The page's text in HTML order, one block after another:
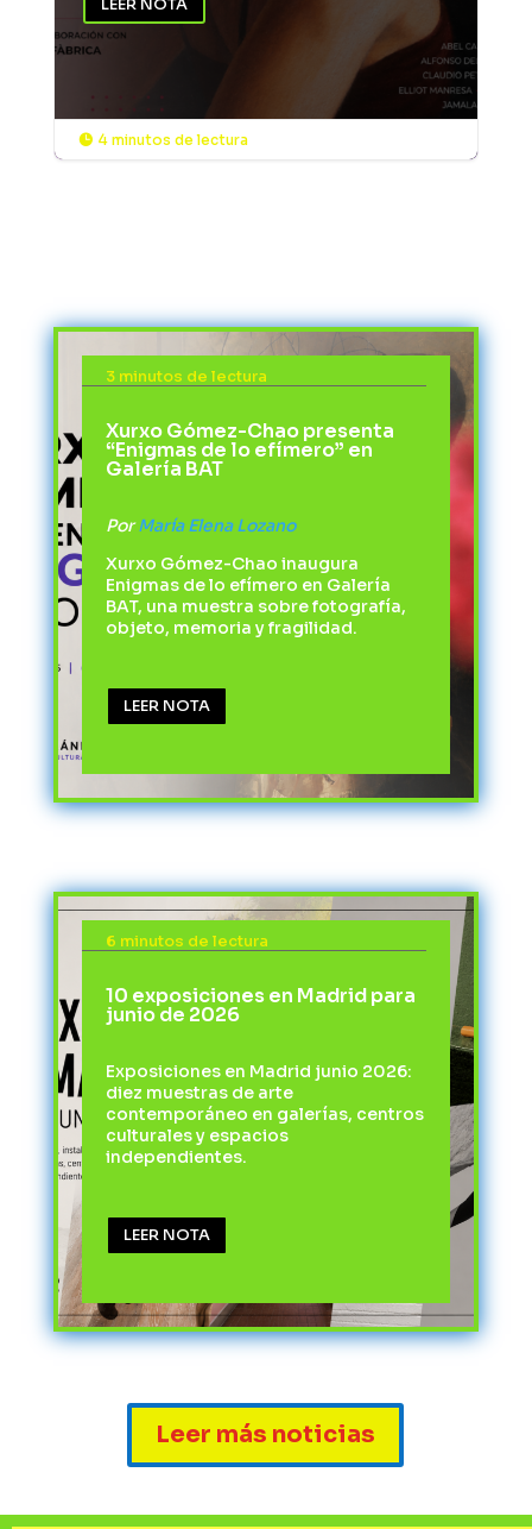
 4 minutos de lectura
3 minutos de lectura
Xurxo Gómez-Chao presenta
“Enigmas de lo efímero” en
Galería BAT
PorMaría Elena Lozano
Xurxo Gómez-Chao inaugura
Enigmas de lo efímero en Galería
BAT, una muestra sobre fotografía,
objeto, memoria y fragilidad.
LEER NOTA
6 minutos de lectura
10 exposiciones en Madrid para
junio de 2026
Exposiciones en Madrid junio 2026:
diez muestras de arte
contemporáneo en galerías, centros
culturales y espacios
independientes.
LEER NOTA
Leer más noticias